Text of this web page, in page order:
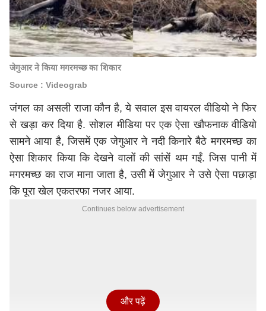
जेगुआर ने किया मगरमच्छ का शिकार
Source : Videograb
जंगल का असली राजा कौन है, ये सवाल इस वायरल वीडियो ने फिर
से खड़ा कर दिया है. सोशल मीडिया पर एक ऐसा खौफनाक वीडियो
सामने आया है, जिसमें एक जेगुआर ने नदी किनारे बैठे मगरमच्छ का
ऐसा शिकार किया कि देखने वालों की सांसें थम गईं. जिस पानी में
मगरमच्छ का राज माना जाता है, उसी में जेगुआर ने उसे ऐसा पछाड़ा
कि पूरा खेल एकतरफा नजर आया.
Continues below advertisement
और पढ़ें